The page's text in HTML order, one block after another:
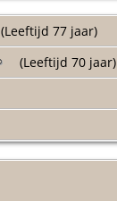
(Leeftijd 77 jaar)
(Leeftijd 70 jaar)